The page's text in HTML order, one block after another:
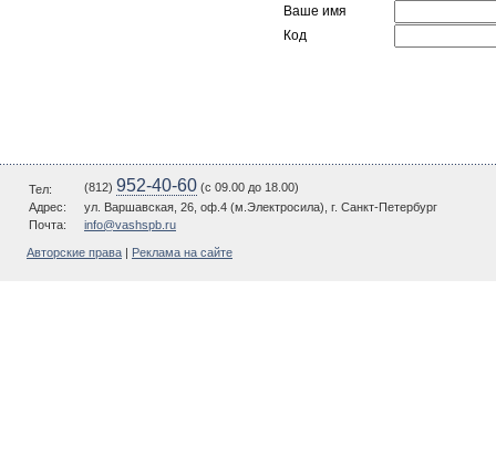
Ваше имя
Код
Тел: (812) 952-40-60 (c 09.00 до 18.00)
Адрес:
ул. Варшавская, 26, оф.4 (м.Электросила), г. Санкт-Петербург
Почта:
info@vashspb.ru
Авторские права Реклама на сайте